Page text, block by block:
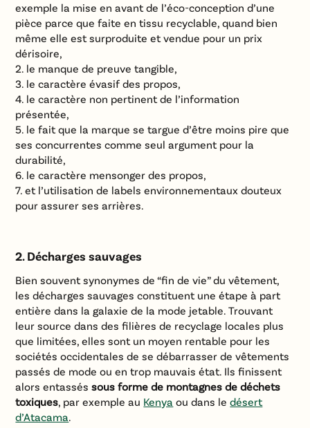
exemple la mise en avant de l’éco-conception d’une
pièce parce que faite en tissu recyclable, quand bien
même elle est surproduite et vendue pour un prix
dérisoire,
le manque de preuve tangible,
le caractère évasif des propos,
le caractère non pertinent de l’information
présentée,
le fait que la marque se targue d’être moins pire que
ses concurrentes comme seul argument pour la
durabilité,
le caractère mensonger des propos,
et l’utilisation de labels environnementaux douteux
pour assurer ses arrières.
2. Décharges sauvages
Bien souvent synonymes de “fin de vie” du vêtement,
les décharges sauvages constituent une étape à part
entière dans la galaxie de la mode jetable. Trouvant
leur source dans des filières de recyclage locales plus
que limitées, elles sont un moyen rentable pour les
sociétés occidentales de se débarrasser de vêtements
passés de mode ou en trop mauvais état. Ils finissent
alors entasséssous forme de montagnes de déchets
toxiques, par exemple au Kenya ou dans ledésert
d’Atacama.